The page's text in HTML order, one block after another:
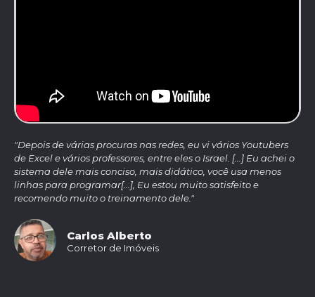
"Depois de várias procuras nas redes, eu vi vários Youtubers
de Excel e vários professores, entre eles o Israel. [...] Eu achei o
sistema dele mais conciso, mais didático, você usa menos
linhas para programar[...], Eu estou muito satisfeito e
recomendo muito o treinamento dele."
Carlos Alberto
Corretor de Imóveis